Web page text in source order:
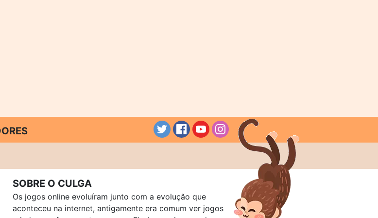
SOBRE O CULGA
Os jogos online evoluíram junto com a evolução que
aconteceu na internet, antigamente era comum ver jogos